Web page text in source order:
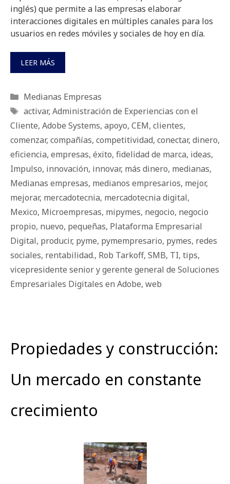
inglés) que permite a las empresas elaborar
interacciones digitales en múltiples canales para los
usuarios en redes móviles y sociales de hoy en día.
LEER MÁS
Categorías
Medianas Empresas
Etiquetas
activar, Administración de Experiencias con el
Cliente, Adobe Systems, apoyo, CEM, clientes,
comenzar, compañías, competitividad, conectar, dinero,
eficiencia, empresas, éxito, fidelidad de marca, ideas,
Impulso, innovación, innovar, más dinero, medianas,
Medianas empresas, medianos empresarios, mejor,
mejorar, mercadotecnia, mercadotecnia digital,
Mexico, Microempresas, mipymes, negocio, negocio
propio, nuevo, pequeñas, Plataforma Empresarial
Digital, producir, pyme, pymempresario, pymes, redes
sociales, rentabilidad., Rob Tarkoff, SMB, TI, tips,
vicepresidente senior y gerente general de Soluciones
Empresariales Digitales en Adobe, web
Propiedades y construcción:
Un mercado en constante
crecimiento